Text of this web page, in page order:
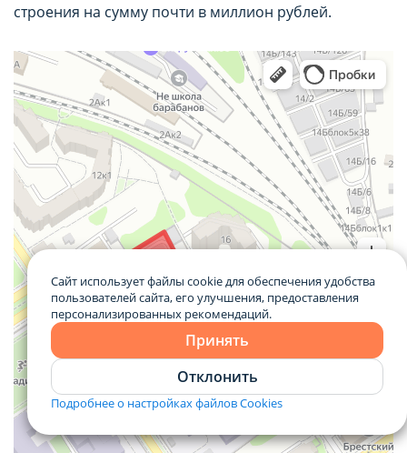
строения на сумму почти в миллион рублей.
Сайт использует файлы cookie для обеспечения удобства
пользователей сайта, его улучшения, предоставления
персонализированных рекомендаций.
Принять
Отклонить
Подробнее о настройках файлов Cookies